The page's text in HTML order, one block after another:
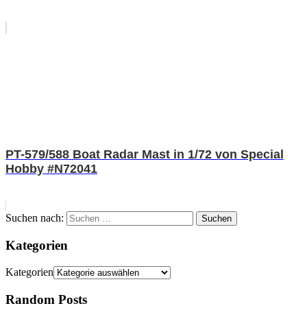
PT-579/588 Boat Radar Mast in 1/72 von Special
Hobby #N72041
Suchen nach: Suchen
Kategorien
Kategorien
Random Posts